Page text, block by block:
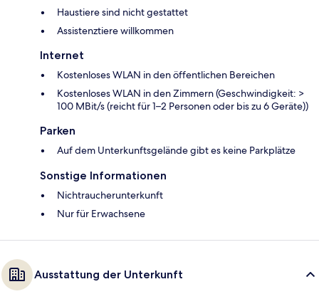
Haustiere sind nicht gestattet
Assistenztiere willkommen
Internet
Kostenloses WLAN in den öffentlichen Bereichen
Kostenloses WLAN in den Zimmern (Geschwindigkeit: >
100 MBit/s (reicht für 1–2 Personen oder bis zu 6 Geräte))
Parken
Auf dem Unterkunftsgelände gibt es keine Parkplätze
Sonstige Informationen
Nichtraucherunterkunft
Nur für Erwachsene
Ausstattung der Unterkunft